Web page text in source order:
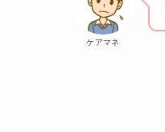
ケアマネ